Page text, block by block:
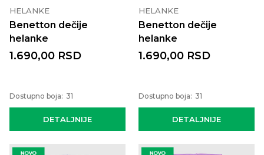
HELANKE
Benetton dečije
helanke
DETALJNIJE
1.690,00 RSD
Dostupno boja: 31
HELANKE
Benetton dečije
helanke
DETALJNIJE
1.690,00 RSD
Dostupno boja: 31